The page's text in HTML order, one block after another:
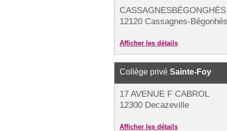
CASSAGNESBÉGONGHÈS
12120 Cassagnes-
Afficher les détails
Collège privé Sainte-Foy
17 AVENUE F CABROL
12300 Decazeville
Afficher les détails